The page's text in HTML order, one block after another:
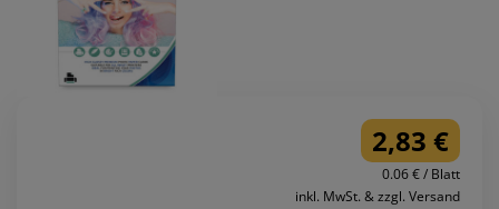
2,83 €
0.06 € / Blatt
inkl. MwSt. & zzgl. Versand